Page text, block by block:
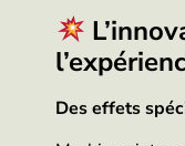
Des effets